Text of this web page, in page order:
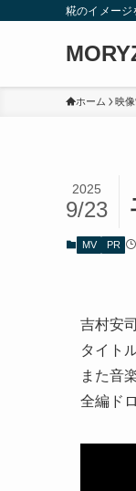
糀のイメージ
ホーム 映
2025
9/23
MV PR
吉村安
タイト
また音
全編ド